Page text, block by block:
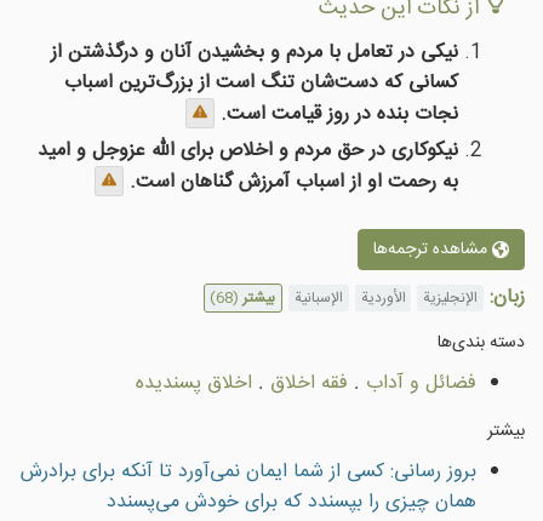
از نکات این حدیث
نیکی در تعامل با مردم و بخشیدن آنان و درگذشتن از
کسانی که دست‌شان تنگ است از بزرگ‌ترین اسباب
نجات بنده در روز قیامت است.
نیکوکاری در حق مردم و اخلاص برای الله عزوجل و امید
به رحمت او از اسباب آمرزش گناهان است.
مشاهده ترجمه‌ها
زبان: الإنجليزية الأوردية الإسبانية بیشتر(68)
دسته بندى‌ها
فضائل و آداب . فقه اخلاق . اخلاق پسندیده
بیشتر
بروز رسانی: کسی از شما ایمان نمی‌آورد تا آنکه برای برادرش
همان چیزی را بپسندد که برای خودش می‌پسندد